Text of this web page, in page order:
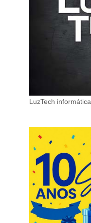
LuzTech informática